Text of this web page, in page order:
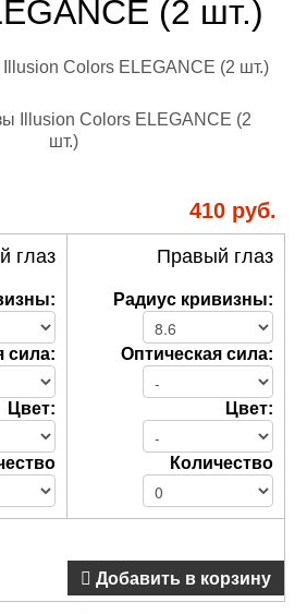
(2 шт.)
410 руб.
глаз
сила:
Цвет:
Правый глаз
Радиус кривизны:
Оптическая сила:
Цвет:
Количество
Добавить в корзину